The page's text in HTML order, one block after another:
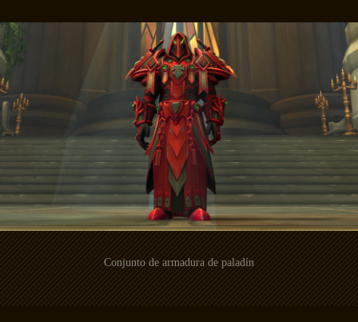
Conjunto de armadura de paladín